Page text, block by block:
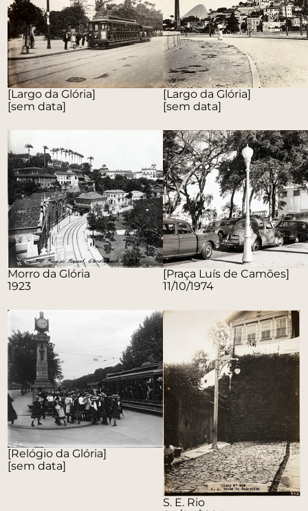
[Largo da Glória]
[sem data]
[Largo da Glória]
[sem data]
Morro da Glória
1923
[Praça Luís de Camões]
11/10/1974
[Relógio da Glória]
[sem data]
S. E. Rio